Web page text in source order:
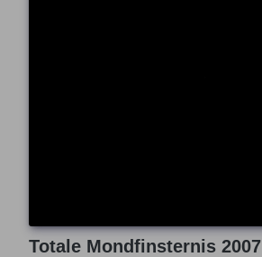
Totale Mondfinsternis 2007